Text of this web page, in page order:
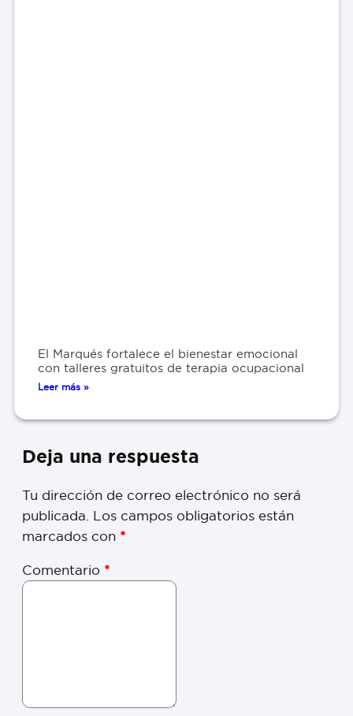
El Marqués fortalece el bienestar emocional
con talleres gratuitos de terapia ocupacional
Leer más »
Deja una respuesta
Tu dirección de correo electrónico no será
publicada. Los campos obligatorios están
marcados con *
Comentario *